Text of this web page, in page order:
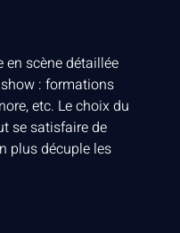
en scène détaillée
: formations
etc. Le choix du
se satisfaire de
plus décuple les